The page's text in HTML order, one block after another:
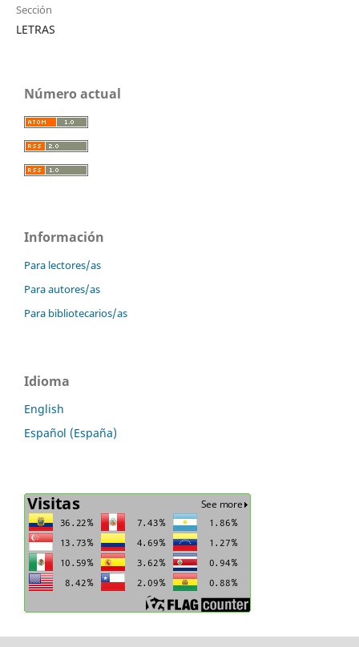
Sección
LETRAS
Número actual
Información
Para lectores/as
Para autores/as
Para bibliotecarios/as
Idioma
English
Español (España)